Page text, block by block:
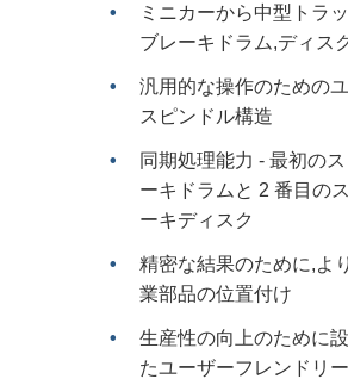
ミニカーから中型トラ
ブレーキドラム,ディス
汎用的な操作のための
スピンドル構造
同期処理能力 - 最初の
ーキドラムと 2 番目の
ーキディスク
精密な結果のために,よ
業部品の位置付け
生産性の向上のために
たユーザーフレンドリ